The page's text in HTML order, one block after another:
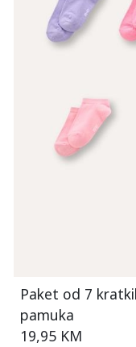
Paket od 7
pamuka
19,95 KM